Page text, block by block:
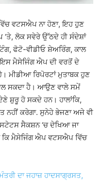
ਵਟਸਐਪ ਨਾ ਹੋਣਾ, ਇਹ ਹੁਣ
ਲੋਕ ਸਵੇਰੇ ਉੱਠਦੇ ਹੀ ਸੰਦੇਸ਼ਾਂ
ਫੋਟੋ-ਵੀਡੀਓ ਸ਼ੇਅਰਿੰਗ, ਕਾਲ
ਮੈਸੇਜਿੰਗ ਐਪ ਦੀ ਵਰਤੋਂ ਦੇ
ਮੀਡੀਆ ਰਿਪੋਰਟਾਂ ਮੁਤਾਬਕ ਹੁਣ
ਸਕਦਾ ਹੈ। ਆਉਣ ਵਾਲੇ ਸਮੇਂ
ਸ਼ੁਰੂ ਹੋ ਸਕਦੇ ਹਨ। ਹਾਲਾਂਕਿ,
ਨਹੀਂ ਕਰੇਗਾ. ਸੁਨੇਹੇ ਭੇਜਣਾ ਅਜੇ ਵੀ
ਸੈਕਸ਼ਨ ‘ਚ ਦੇਖਿਆ ਜਾ
ਕਿ ਮੈਸੇਜਿੰਗ ਐਪ ਵਟਸਐਪ ਵਿੱਚ
ਦਾ ਜਹਾਜ਼ ਹਾਦਸਾਗ੍ਰਸਤ,